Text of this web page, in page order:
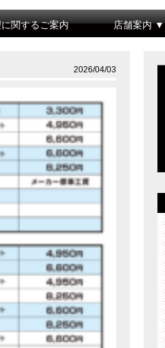
関するご案内 店舗案内 ▼
2026/04/03